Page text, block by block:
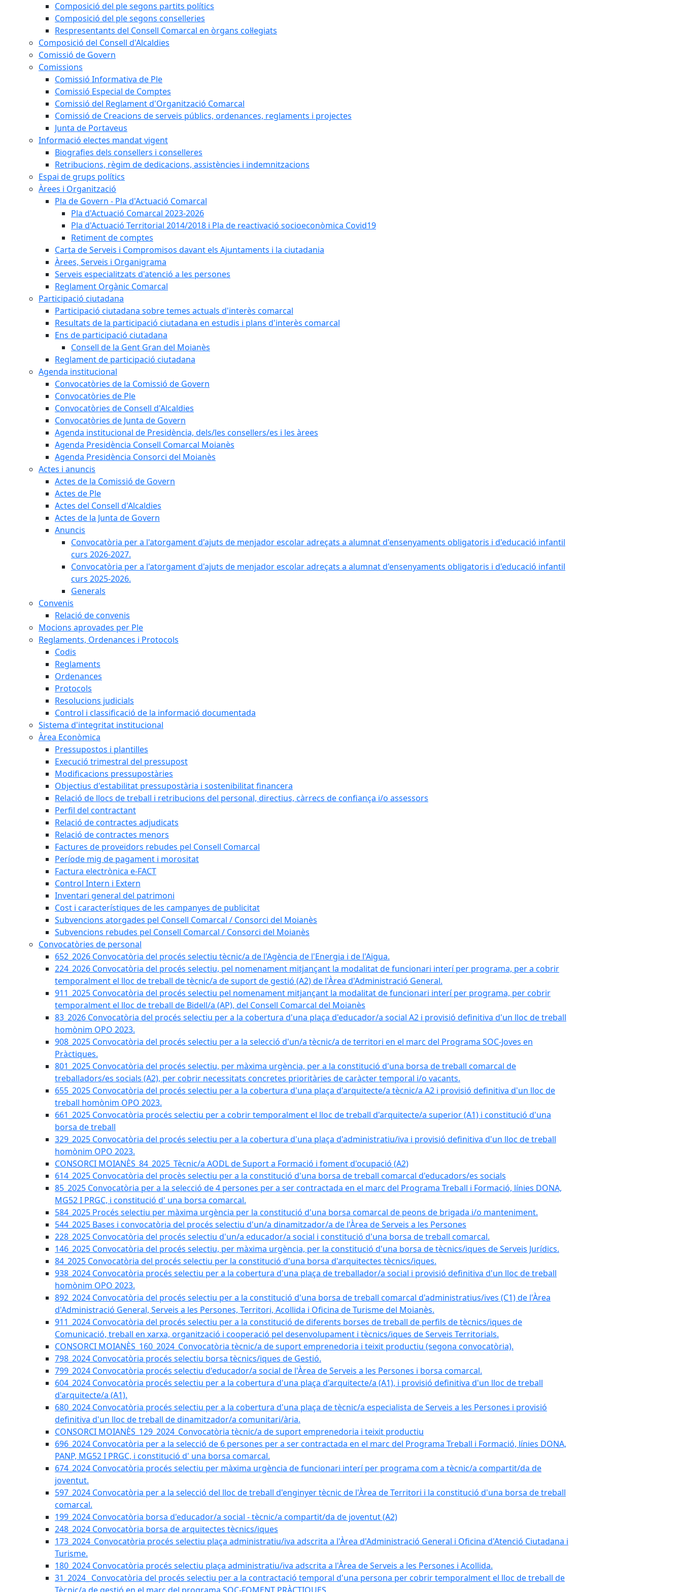
Composició del ple segons partits polítics
Composició del ple segons conselleries
Respresentants del Consell Comarcal en òrgans col·legiats
Composició del Consell d'Alcaldies
Comissió de Govern
Comissions
Comissió Informativa de Ple
Comissió Especial de Comptes
Comissió del Reglament d'Organització Comarcal
Comissió de Creacions de serveis públics, ordenances, reglaments i projectes
Junta de Portaveus
Informació electes mandat vigent
Biografies dels consellers i conselleres
Retribucions, règim de dedicacions, assistències i indemnitzacions
Espai de grups polítics
Àrees i Organització
Pla de Govern - Pla d'Actuació Comarcal
Pla d'Actuació Comarcal 2023-2026
Pla d'Actuació Territorial 2014/2018 i Pla de reactivació socioeconòmica Covid19
Retiment de comptes
Carta de Serveis i Compromisos davant els Ajuntaments i la ciutadania
Àrees, Serveis i Organigrama
Serveis especialitzats d'atenció a les persones
Reglament Orgànic Comarcal
Participació ciutadana
Participació ciutadana sobre temes actuals d'interès comarcal
Resultats de la participació ciutadana en estudis i plans d'interès comarcal
Ens de participació ciutadana
Consell de la Gent Gran del Moianès
Reglament de participació ciutadana
Agenda institucional
Convocatòries de la Comissió de Govern
Convocatòries de Ple
Convocatòries de Consell d'Alcaldies
Convocatòries de Junta de Govern
Agenda institucional de Presidència, dels/les consellers/es i les àrees
Agenda Presidència Consell Comarcal Moianès
Agenda Presidència Consorci del Moianès
Actes i anuncis
Actes de la Comissió de Govern
Actes de Ple
Actes del Consell d'Alcaldies
Actes de la Junta de Govern
Anuncis
Convocatòria per a l'atorgament d'ajuts de menjador escolar adreçats a alumnat d'ensenyaments obligatoris i d'educació infantil
curs 2026-2027.
Convocatòria per a l'atorgament d'ajuts de menjador escolar adreçats a alumnat d'ensenyaments obligatoris i d'educació infantil
curs 2025-2026.
Generals
Convenis
Relació de convenis
Mocions aprovades per Ple
Reglaments, Ordenances i Protocols
Codis
Reglaments
Ordenances
Protocols
Resolucions judicials
Control i classificació de la informació documentada
Sistema d'integritat institucional
Àrea Econòmica
Pressupostos i plantilles
Execució trimestral del pressupost
Modificacions pressupostàries
Objectius d'estabilitat pressupostària i sostenibilitat financera
Relació de llocs de treball i retribucions del personal, directius, càrrecs de confiança i/o assessors
Perfil del contractant
Relació de contractes adjudicats
Relació de contractes menors
Factures de proveïdors rebudes pel Consell Comarcal
Període mig de pagament i morositat
Factura electrònica e-FACT
Control Intern i Extern
Inventari general del patrimoni
Cost i característiques de les campanyes de publicitat
Subvencions atorgades pel Consell Comarcal / Consorci del Moianès
Subvencions rebudes pel Consell Comarcal / Consorci del Moianès
Convocatòries de personal
652_2026 Convocatòria del procés selectiu tècnic/a de l'Agència de l'Energia i de l'Aigua.
224_2026 Convocatòria del procés selectiu, pel nomenament mitjançant la modalitat de funcionari interí per programa, per a cobrir
temporalment el lloc de treball de tècnic/a de suport de gestió (A2) de l'Àrea d'Administració General.
911_2025 Convocatòria del procés selectiu pel nomenament mitjançant la modalitat de funcionari interí per programa, per cobrir
temporalment el lloc de treball de Bidell/a (AP), del Consell Comarcal del Moianès
83_2026 Convocatòria del procés selectiu per a la cobertura d'una plaça d'educador/a social A2 i provisió definitiva d'un lloc de treball
homònim OPO 2023.
908_2025 Convocatòria del procés selectiu per a la selecció d'un/a tècnic/a de territori en el marc del Programa SOC-Joves en
Pràctiques.
801_2025 Convocatòria del procés selectiu, per màxima urgència, per a la constitució d'una borsa de treball comarcal de
treballadors/es socials (A2), per cobrir necessitats concretes prioritàries de caràcter temporal i/o vacants.
655_2025 Convocatòria del procés selectiu per a la cobertura d'una plaça d'arquitecte/a tècnic/a A2 i provisió definitiva d'un lloc de
treball homònim OPO 2023.
661_2025 Convocatòria procés selectiu per a cobrir temporalment el lloc de treball d'arquitecte/a superior (A1) i constitució d'una
borsa de treball
329_2025 Convocatòria del procés selectiu per a la cobertura d'una plaça d'administratiu/iva i provisió definitiva d'un lloc de treball
homònim OPO 2023.
CONSORCI MOIANÈS_84_2025_Tècnic/a AODL de Suport a Formació i foment d'ocupació (A2)
614_2025 Convocatòria del procès selectiu per a la constitució d'una borsa de treball comarcal d'educadors/es socials
85_2025 Convocatòria per a la selecció de 4 persones per a ser contractada en el marc del Programa Treball i Formació, línies DONA,
MG52 I PRGC, i constitució d' una borsa comarcal.
584_2025 Procés selectiu per màxima urgència per la constitució d'una borsa comarcal de peons de brigada i/o manteniment.
544_2025 Bases i convocatòria del procés selectiu d'un/a dinamitzador/a de l'Àrea de Serveis a les Persones
228_2025 Convocatòria del procés selectiu d'un/a educador/a social i constitució d'una borsa de treball comarcal.
146_2025 Convocatòria del procés selectiu, per màxima urgència, per la constitució d'una borsa de tècnics/iques de Serveis Jurídics.
84_2025 Convocatòria del procés selectiu per la constitució d'una borsa d'arquitectes tècnics/iques.
938_2024 Convocatòria procés selectiu per a la cobertura d'una plaça de treballador/a social i provisió definitiva d'un lloc de treball
homònim OPO 2023.
892_2024 Convocatòria del procés selectiu per a la constitució d'una borsa de treball comarcal d'administratius/ives (C1) de l'Àrea
d'Administració General, Serveis a les Persones, Territori, Acollida i Oficina de Turisme del Moianès.
911_2024 Convocatòria del procés selectiu per a la constitució de diferents borses de treball de perfils de tècnics/iques de
Comunicació, treball en xarxa, organització i cooperació pel desenvolupament i tècnics/iques de Serveis Territorials.
CONSORCI MOIANÈS_160_2024_Convocatòria tècnic/a de suport emprenedoria i teixit productiu (segona convocatòria).
798_2024 Convocatòria procés selectiu borsa tècnics/iques de Gestió.
799_2024 Convocatòria procés selectiu d'educador/a social de l'Àrea de Serveis a les Persones i borsa comarcal.
604_2024 Convocatòria procés selectiu per a la cobertura d'una plaça d'arquitecte/a (A1), i provisió definitiva d'un lloc de treball
d'arquitecte/a (A1).
680_2024 Convocatòria procés selectiu per a la cobertura d'una plaça de tècnic/a especialista de Serveis a les Persones i provisió
definitiva d'un lloc de treball de dinamitzador/a comunitari/ària.
CONSORCI MOIANÈS_129_2024_Convocatòria tècnic/a de suport emprenedoria i teixit productiu
696_2024 Convocatòria per a la selecció de 6 persones per a ser contractada en el marc del Programa Treball i Formació, línies DONA,
PANP, MG52 I PRGC, i constitució d' una borsa comarcal.
674_2024 Convocatòria procés selectiu per màxima urgència de funcionari interí per programa com a tècnic/a compartit/da de
joventut.
597_2024 Convocatòria per a la selecció del lloc de treball d'enginyer tècnic de l'Àrea de Territori i la constitució d'una borsa de treball
comarcal.
199_2024 Convocatòria borsa d'educador/a social - tècnic/a compartit/da de joventut (A2)
248_2024 Convocatòria borsa de arquitectes tècnics/iques
173_2024_Convocatòria procés selectiu plaça administratiu/iva adscrita a l'Àrea d'Administració General i Oficina d'Atenció Ciutadana i
Turisme.
180_2024 Convocatòria procés selectiu plaça administratiu/iva adscrita a l'Àrea de Serveis a les Persones i Acollida.
31_2024_ Convocatòria del procés selectiu per a la contractació temporal d'una persona per cobrir temporalment el lloc de treball de